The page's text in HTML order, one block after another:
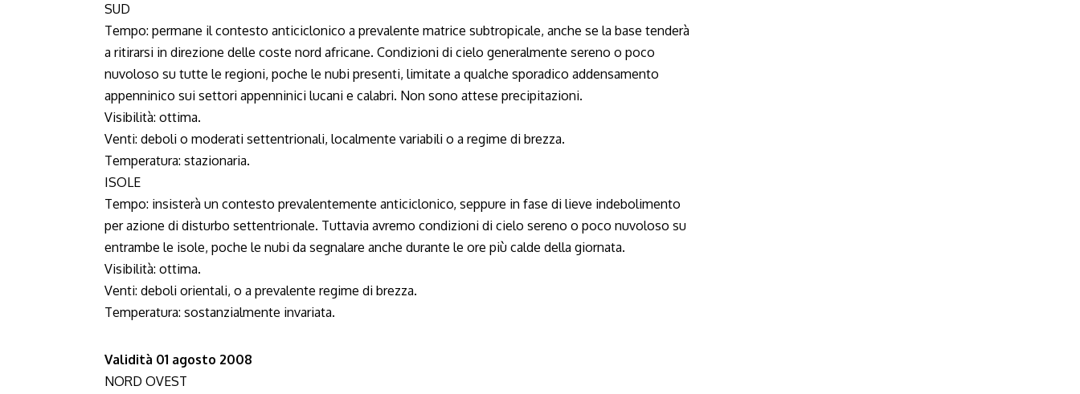
SUD
Tempo: permane il contesto anticiclonico a prevalente matrice subtropicale, anche se la base tenderà
a ritirarsi in direzione delle coste nord africane. Condizioni di cielo generalmente sereno o poco
nuvoloso su tutte le regioni, poche le nubi presenti, limitate a qualche sporadico addensamento
appenninico sui settori appenninici lucani e calabri. Non sono attese precipitazioni.
Visibilità: ottima.
Venti: deboli o moderati settentrionali, localmente variabili o a regime di brezza.
Temperatura: stazionaria.
ISOLE
Tempo: insisterà un contesto prevalentemente anticiclonico, seppure in fase di lieve indebolimento
per azione di disturbo settentrionale. Tuttavia avremo condizioni di cielo sereno o poco nuvoloso su
entrambe le isole, poche le nubi da segnalare anche durante le ore più calde della giornata.
Visibilità: ottima.
Venti: deboli orientali, o a prevalente regime di brezza.
Temperatura: sostanzialmente invariata.
Validità 01 agosto 2008
NORD OVEST